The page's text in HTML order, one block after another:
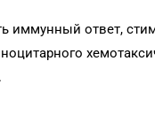
иммунный ответ,